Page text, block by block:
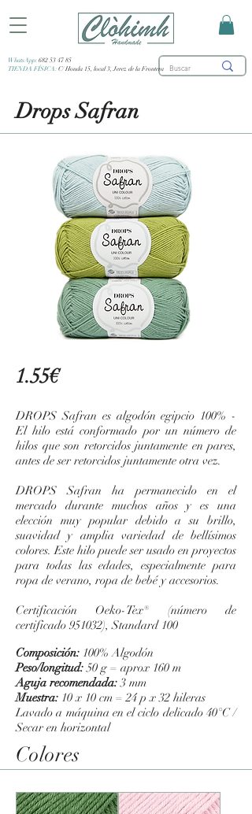
WhatsApp: 682 53 47 85
TIENDA FÍSICA: C/ Honda 15, local 3, Jerez de la Frontera
Drops Safran
1.55€
DROPS Safran es algodón egipcio 100% -
El hilo está conformado por un número de
hilos que son retorcidos juntamente en pares,
antes de ser retorcidos juntamente otra vez.
DROPS Safran ha permanecido en el
mercado durante muchos años y es una
elección muy popular debido a su brillo,
suavidad y amplia variedad de bellísimos
colores. Este hilo puede ser usado en proyectos
para todas las edades, especialmente para
ropa de verano, ropa de bebé y accesorios.
Certificación Oeko-Tex® (número de
certificado 951032), Standard 100
Composición: 100% Algodón
Peso/longitud:50 g = aprox 160 m
Aguja recomendada:3 mm
Muestra: 10 x 10 cm = 24 p x 32 hileras
Lavado a máquina en el ciclo delicado 40°C /
Secar en horizontal
Colores